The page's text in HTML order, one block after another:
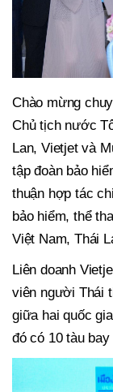
Chào mừng
Chủ tịch nước
Lan, Vietjet và
tập đoàn bảo
thuận hợp tác
bảo hiểm, thể
Việt Nam, Thái
Liên doanh
viên người Thái
giữa hai quốc
đó có 10 tàu